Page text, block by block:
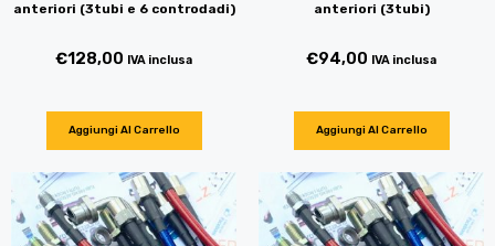
anteriori (3tubi e 6 controdadi)
€128,00 IVA inclusa
Aggiungi Al Carrello
anteriori (3tubi)
€94,00 IVA inclusa
Aggiungi Al Carrello